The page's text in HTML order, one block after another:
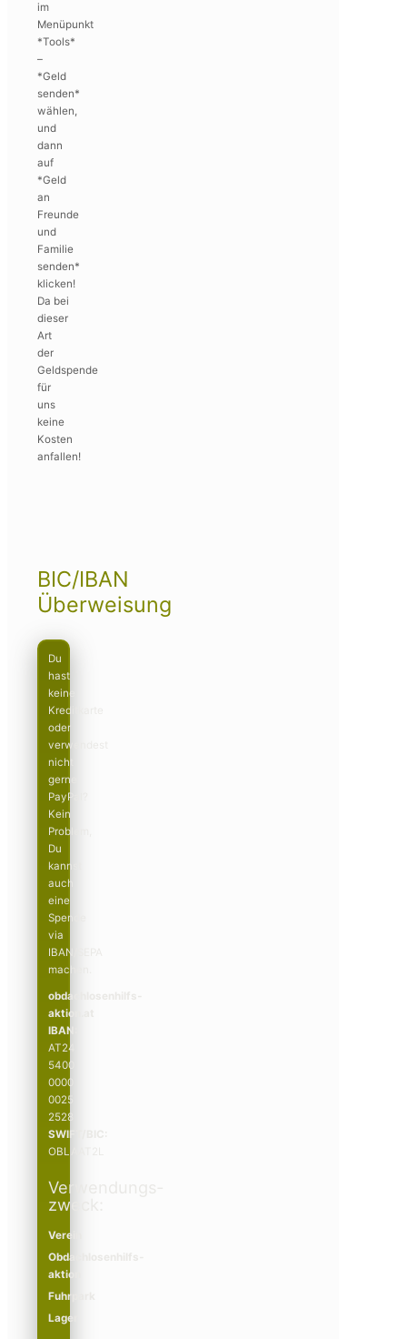
im
Menüpunkt
*Tools*
–
*Geld
senden*
wählen,
und
dann
auf
*Geld
an
Freunde
und
Familie
senden*
klicken!
Da bei
dieser
Art
der
Geldspende
für
uns
keine
Kosten
anfallen!
BIC/IBAN
Überweisung
Du
hast
keine
Kreditkarte
oder
verwendest
nicht
gerne
PayPal?
Kein
Problem,
Du
kannst
auch
eine
Spende
via
IBAN/SEPA
machen.
obdachlosenhilfs­­
aktion.at
IBAN:
AT24
5400
0000
0025
2528
SWIFT/BIC:
OBLAAT2L
Verwendungs­­
zweck:
Verein
Obdachlosenhilfs­­
aktion
Fuhrpark
Lager